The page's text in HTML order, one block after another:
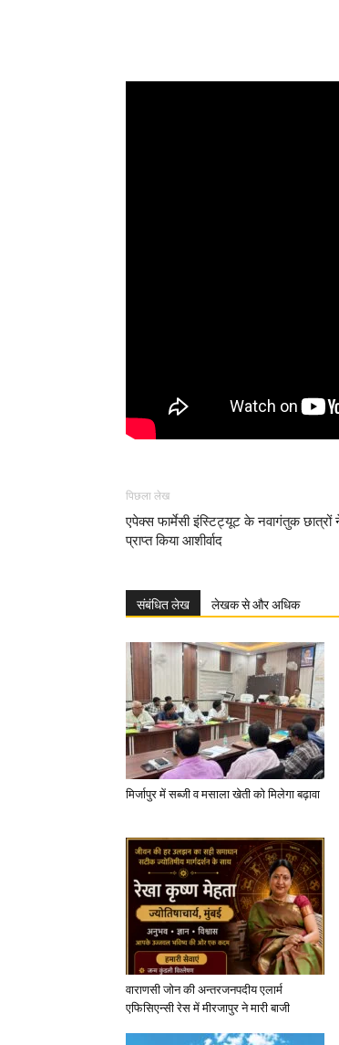
पिछला लेख
एपेक्स फार्मेसी इंस्टिट्यूट के नवागंतुक छात्रों ने
प्राप्त किया आशीर्वाद
संबंधित लेख लेखक से और अधिक
मिर्जापुर में सब्जी व मसाला खेती को मिलेगा बढ़ावा
वाराणसी जोन की अन्तरजनपदीय एलार्म
एफिसिएन्सी रेस में मीरजापुर ने मारी बाजी